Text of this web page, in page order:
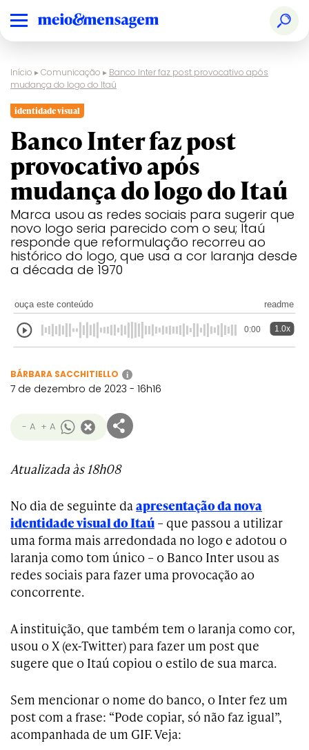
Início ▸Comunicação ▸ Banco Inter faz post provocativo após
mudança do logo do Itaú
identidade visual
Banco Inter faz post
provocativo após
mudança do logo do Itaú
Marca usou as redes sociais para sugerir que
novo logo seria parecido com o seu; Itaú
responde que reformulação recorreu ao
histórico do logo, que usa a cor laranja desde
a década de 1970
ouça este conteúdo readme
0:00 1.0x
BÁRBARA SACCHITIELLO i
7 de dezembro de 2023 - 16h16
- A + A
Atualizada às 18h08
No dia de seguinte daapresentação da nova
identidade visual do Itaú – que passou a utilizar
uma forma mais arredondada no logo e adotou o
laranja como tom único – o Banco Inter usou as
redes sociais para fazer uma provocação ao
concorrente.
A instituição, que também tem o laranja como cor,
usou o X (ex-Twitter) para fazer um post que
sugere que o Itaú copiou o estilo de sua marca.
Sem mencionar o nome do banco, o Inter fez um
post com a frase: “Pode copiar, só não faz igual”,
acompanhada de um GIF. Veja: